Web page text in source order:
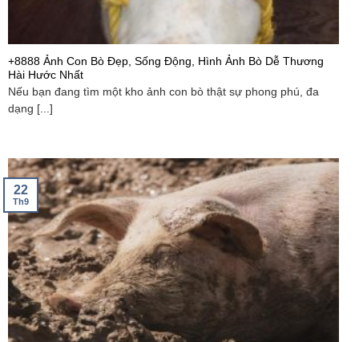
+8888 Ảnh Con Bò Đẹp, Sống Động, Hình Ảnh Bò Dễ Thương
Hài Hước Nhất
Nếu bạn đang tìm một kho ảnh con bò thật sự phong phú, đa
dạng [...]
22
Th9